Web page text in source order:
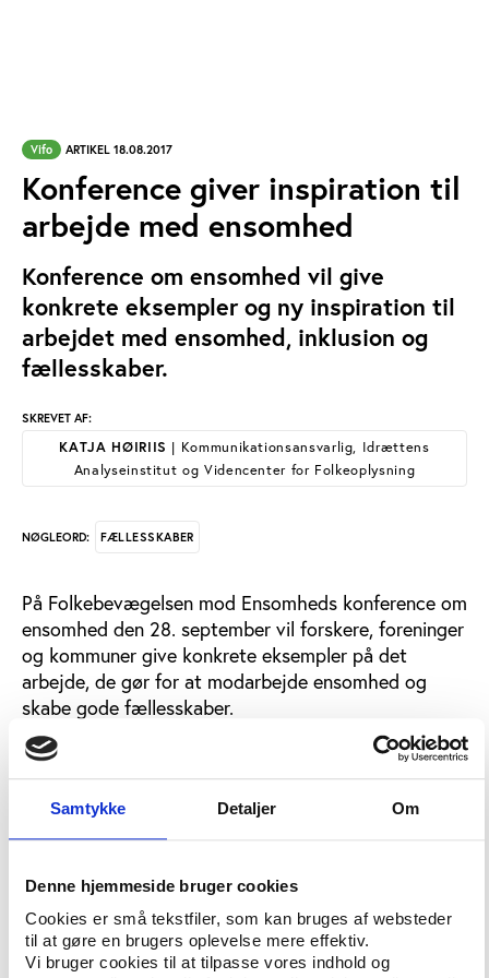
Samtykke Detaljer Om
Denne hjemmeside bruger cookies
Cookies er små tekstfiler, som kan bruges af websteder
til at gøre en brugers oplevelse mere effektiv.
Vi bruger cookies til at tilpasse vores indhold og
Vifo ARTIKEL 18.08.2017
Konference giver inspiration til
arbejde med ensomhed
Konference om ensomhed vil give
konkrete eksempler og ny inspiration til
arbejdet med ensomhed, inklusion og
fællesskaber.
SKREVET AF:
KATJA HØIRIIS | Kommunikationsansvarlig, Idrættens
Analyseinstitut og Videncenter for Folkeoplysning
NØGLEORD: FÆLLESSKABER
På Folkebevægelsen mod Ensomheds konference om
ensomhed den 28. september vil forskere, foreninger
og kommuner give konkrete eksempler på det
arbejde, de gør for at modarbejde ensomhed og
skabe gode fællesskaber.
På programmet er blandt andre Ph.d. Mathias
Lasgaard fra Syddansk Universitet, forfatter Lone
Frank og antropolog Maja Langhorn
bekæmpes.
Endvidere vil en række organisationer organiseret
under Folkebevægelsen mod Ensomhed komme med